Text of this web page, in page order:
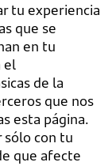
tu experiencia
que se
en tu
el
de la
que nos
esta página.
sólo con tu
que afecte